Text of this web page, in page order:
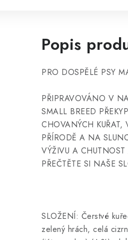
Popis
PRO DOSPĚLÉ PSY
PŘIPRAVOVÁNO V
SMALL BREED
CHOVANÝCH
PŘÍRODĚ A NA
VÝŽIVU A CHUTNOST
PŘEČTĚTE SI NAŠE
SLOŽENÍ: Čerstvé
zelený hrách, celá